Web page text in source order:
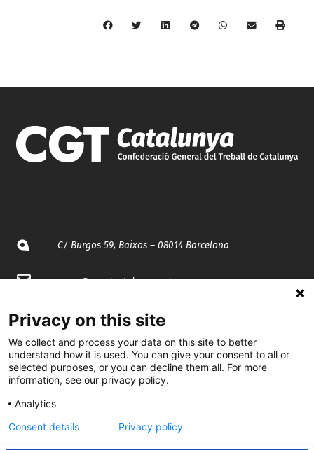
C/ Burgos 59, Baixos – 08014 Barcelona
spccc@spcgtcatalunya.cat
935 120 481
@CGTCatalunya
cgtcatalunya
CGTCatalunya
Privacy on this site
We collect and process your data on this site to better
understand how it is used. You can give your consent to all or
selected purposes, or you can decline them all. For more
information, see our privacy policy.
Analytics
Consent details
Privacy policy